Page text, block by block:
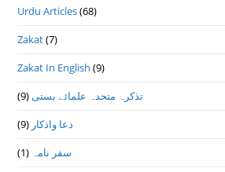
Urdu Articles(68)
Zakat(7)
Zakat In English (9)
تذكرہ متحدہ علمائے بستى (9)
دعا واذكار (9)
سفر نامہ
(1)